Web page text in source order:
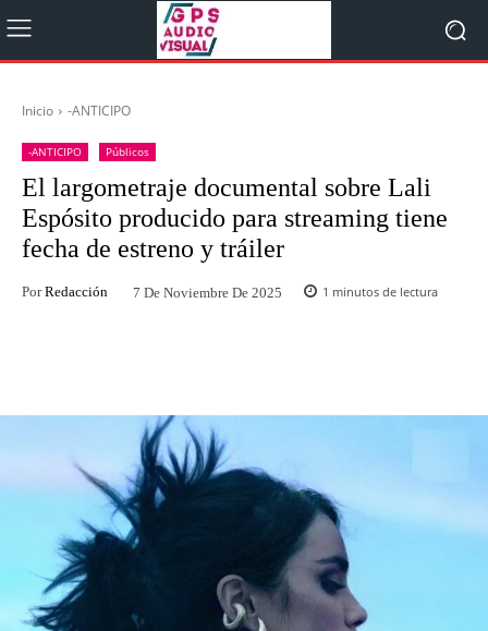
Inicio -ANTICIPO
-ANTICIPO Públicos
El largometraje documental sobre Lali
Espósito producido para streaming tiene
fecha de estreno y tráiler
Por Redacción 7 De Noviembre De 2025 1 minutos de lectura